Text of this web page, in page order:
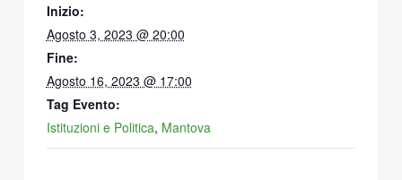
Inizio:
Agosto 3, 2023 @ 20:00
Fine:
Agosto 16, 2023 @ 17:00
Tag Evento:
Istituzioni e Politica, Mantova